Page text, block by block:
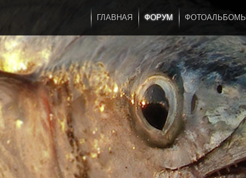
ГЛАВНАЯ ФОРУМ ФОТОАЛЬБОМЫ